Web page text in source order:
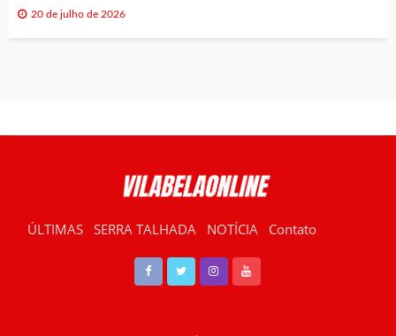
20 de julho de 2026
ÚLTIMAS SERRA TALHADA NOTÍCIA Contato